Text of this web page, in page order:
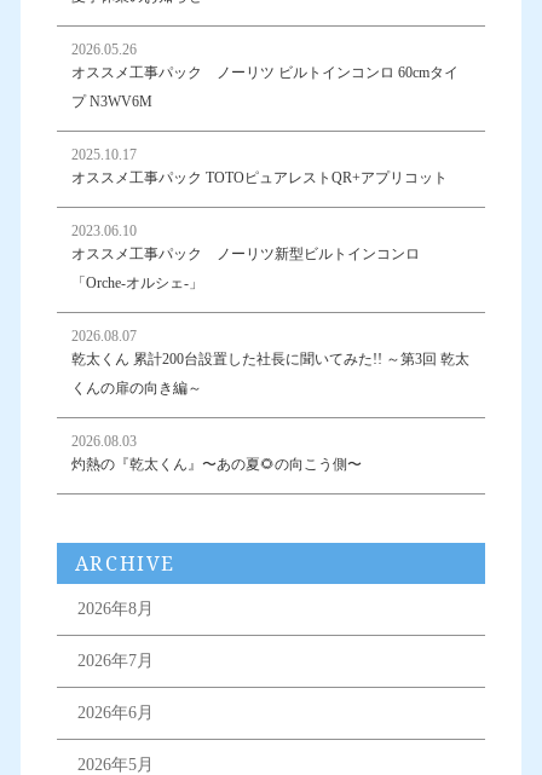
2026.05.26
オススメ工事パック ノーリツ ビルトインコンロ 60cmタイ
プ N3WV6M
2025.10.17
オススメ工事パック TOTOピュアレストQR+アプリコット
2023.06.10
オススメ工事パック ノーリツ新型ビルトインコンロ
「Orche-オルシェ-」
2026.08.07
乾太くん 累計200台設置した社長に聞いてみた!! ～第3回 乾太
くんの扉の向き編～
2026.08.03
灼熱の『乾太くん』〜あの夏🌻の向こう側〜
ARCHIVE
2026年8月
2026年7月
2026年6月
2026年5月